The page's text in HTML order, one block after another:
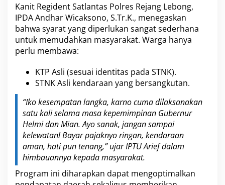
Kanit Regident Satlantas Polres Rejang Lebong,
IPDA Andhar Wicaksono, S.Tr.K., menegaskan
bahwa syarat yang diperlukan sangat sederhana
untuk memudahkan masyarakat. Warga hanya
perlu membawa:
KTP Asli (sesuai identitas pada STNK).
STNK Asli kendaraan yang bersangkutan.
“Iko kesempatan langka, karno cuma dilaksanakan
satu kali selama masa kepemimpinan Gubernur
Helmi dan Mian. Ayo sanak, jangan sampai
kelewatan! Bayar pajaknyo ringan, kendaraan
aman, hati pun tenang,” ujar IPTU Arief dalam
himbauannya kepada masyarakat.
Program ini diharapkan dapat mengoptimalkan